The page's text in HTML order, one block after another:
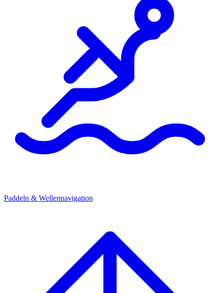
Paddeln & Wellennavigation